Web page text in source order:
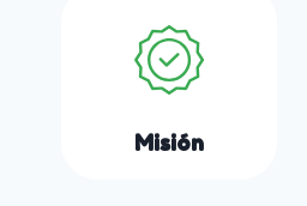
Misión